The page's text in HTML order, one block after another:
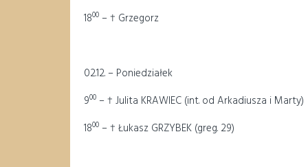
1800 – † Grzegorz
02.12. – Poniedziałek
900 – † Julita KRAWIEC (int. od Arkadiusza i Marty)
1800 – † Łukasz GRZYBEK (greg. 29)